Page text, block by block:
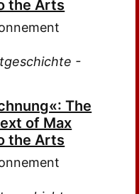
the Arts
-
The
of Max
the Arts